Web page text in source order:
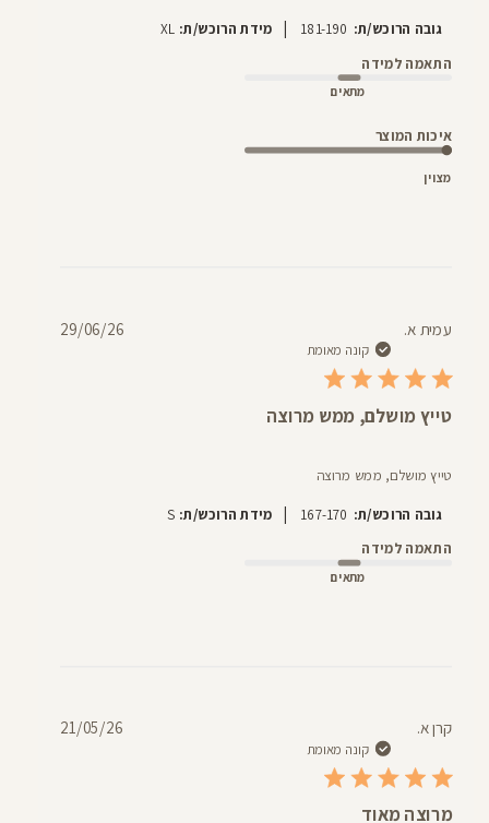
גובה הרוכש/ת: 181-190
| מידת הרוכש/ת: XL
התאמה למידה
מתאים
איכות המוצר
מצוין
עמית א.
קונה מאומת
טייץ מושלם, ממש מרוצה
טייץ מושלם, ממש מרוצה
גובה הרוכש/ת: 167-170
| מידת הרוכש/ת: S
התאמה למידה
מתאים
29/06/26
קרן א.
קונה מאומת
מרוצה מאוד
21/05/26